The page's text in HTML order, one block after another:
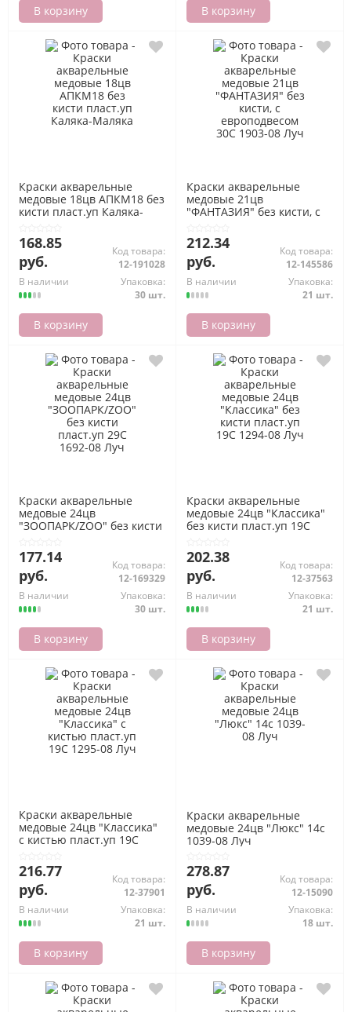
В корзину В корзину
Краски акварельные
медовые 18цв АПКМ18 без
кисти пласт.уп Каляка-
168.85
руб.
Код товара:
12-191028
В наличии
Упаковка:
30 шт.
В корзину
Краски акварельные
медовые 21цв
"ФАНТАЗИЯ" без кисти, с
Луч
212.34
руб.
Код товара:
12-145586
В наличии
Упаковка:
21 шт.
В корзину
Краски акварельные
медовые 24цв
"ЗООПАРК/ZOO" без кисти
177.14
руб.
Код товара:
12-169329
В наличии
Упаковка:
30 шт.
В корзину
Краски акварельные
медовые 24цв "Классика"
без кисти пласт.уп 19С
202.38
руб.
Код товара:
12-37563
В наличии
Упаковка:
21 шт.
В корзину
Краски акварельные
медовые 24цв "Классика"
с кистью пласт.уп 19С
216.77
руб.
Код товара:
12-37901
В наличии
Упаковка:
21 шт.
В корзину
Краски акварельные
медовые 24цв "Люкс" 14с
1039-08 Луч
278.87
руб.
Код товара:
12-15090
В наличии
Упаковка:
18 шт.
В корзину